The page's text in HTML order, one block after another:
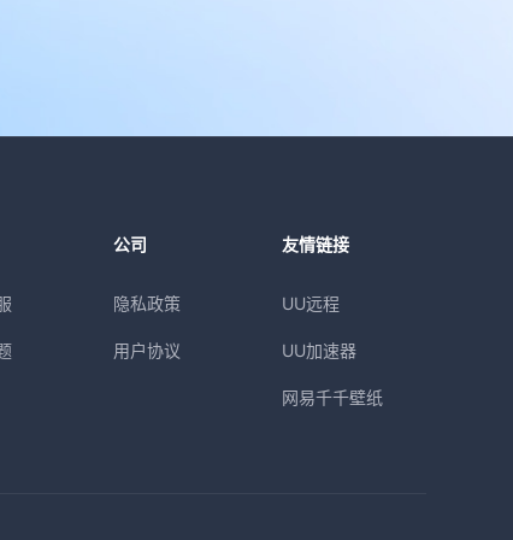
公司
隐私政策
用户协议
友情链接
UU远程
UU加速器
网易千千壁纸